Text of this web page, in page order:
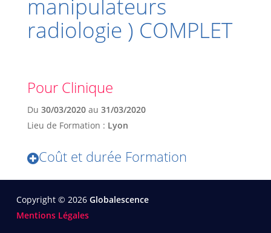
manipulateurs
radiologie ) COMPLET
Pour Clinique
Du 30/03/2020au 31/03/2020
Lieu de Formation : Lyon
Coût et durée Formation
Copyright © 2026 Globalescence
Mentions Légales